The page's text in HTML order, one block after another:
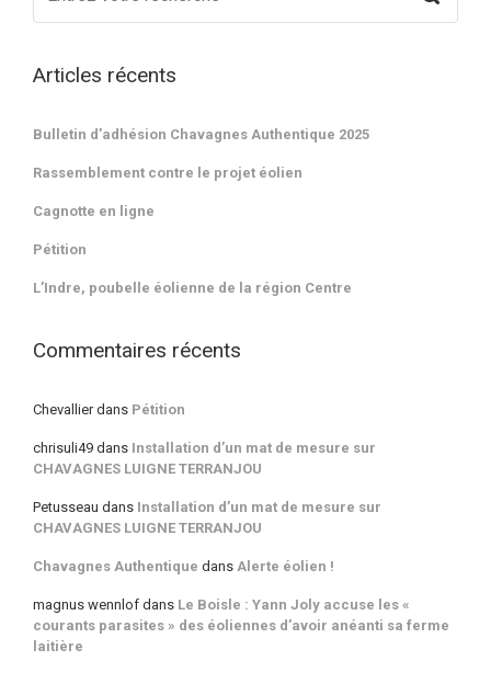
Articles récents
Bulletin d’adhésion Chavagnes Authentique 2025
Rassemblement contre le projet éolien
Cagnotte en ligne
Pétition
L’Indre, poubelle éolienne de la région Centre
Commentaires récents
Chevallierdans Pétition
chrisuli49 dans Installation d’un mat de mesure sur
CHAVAGNES LUIGNE TERRANJOU
Petusseau dans Installation d’un mat de mesure sur
CHAVAGNES LUIGNE TERRANJOU
Chavagnes Authentique dans Alerte éolien !
magnus wennlof dans Le Boisle : Yann Joly accuse les «
courants parasites » des éoliennes d’avoir anéanti sa ferme
laitière